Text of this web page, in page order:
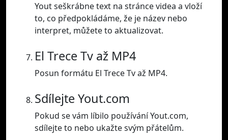
Yout seškrábne text na stránce videa a vloží
to, co předpokládáme, že je název nebo
interpret, můžete to aktualizovat.
El Trece Tv až MP4
Posun formátu El Trece Tv až MP4.
Sdílejte Yout.com
Pokud se vám líbilo používání Yout.com,
sdílejte to nebo ukažte svým přátelům.